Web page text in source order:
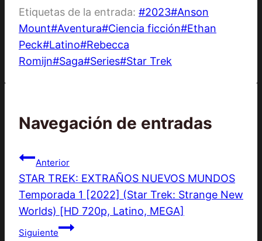
Etiquetas de la entrada: #2023#Anson
Mount#Aventura#Ciencia ficción#Ethan
Peck#Latino#Rebecca
Romijn#Saga#Series#Star Trek
Navegación de entradas
Anterior
STAR TREK: EXTRAÑOS NUEVOS MUNDOS
Temporada 1 [2022] (Star Trek: Strange New
Worlds) [HD 720p, Latino, MEGA]
Siguiente